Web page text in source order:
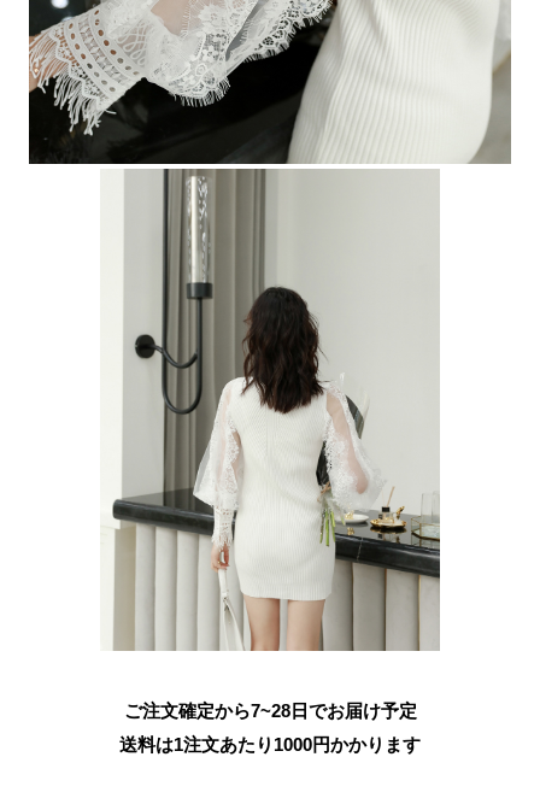
ご注文確定から7~28日でお届け予定
送料は1注文あたり 1000円かかります